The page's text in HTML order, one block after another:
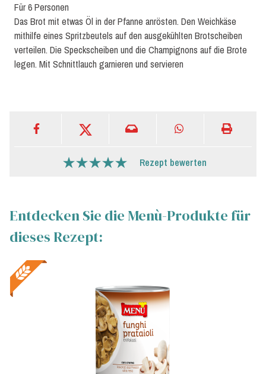
Für 6 Personen
Das Brot mit etwas Öl in der Pfanne anrösten. Den Weichkäse
mithilfe eines Spritzbeutels auf den ausgekühlten Brotscheiben
verteilen. Die Speckscheiben und die Champignons auf die Brote
legen. Mit Schnittlauch garnieren und servieren
Rezept bewerten
Entdecken Sie die Menù-Produkte für
dieses Rezept: